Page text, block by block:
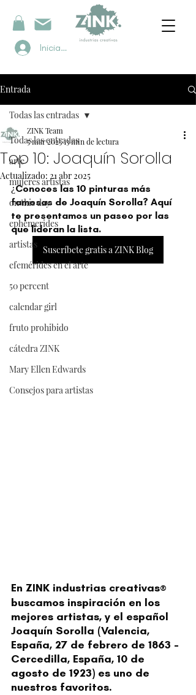
Iniciar sesión
Entrada
Todas las entradas
arte
mujeres artistas
on this day
ephemerides
artistas
efemérides en el arte
50 percent
calendar girl
fruto prohibido
cátedra ZINK
Mary Ellen Edwards
Consejos para artistas
Todas las entradas
Top 10: Joaquín Sorolla
ZINK Team
5 mar 202313 min de lectura
Actualizado: 21 abr 2025
¿Conoces las 10 pinturas más
famosas de Joaquín Sorolla? Aquí
te presentamos un paseo por las
que lideran la lista.
Suscríbete gratis a ZINK Blog
En ZINK industrias creativas®
buscamos inspiración en los
mejores artistas, y el español
Joaquín Sorolla (Valencia,
España, 27 de febrero de 1863 -
Cercedilla, España, 10 de
agosto de 1923) es uno de
nuestros favoritos.